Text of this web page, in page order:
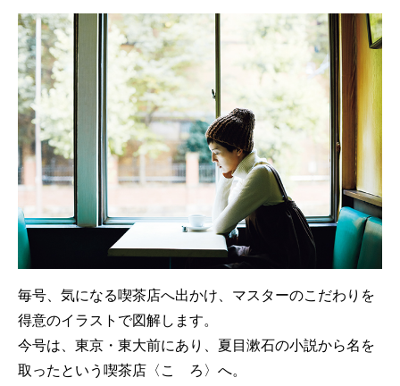
毎号、気になる喫茶店へ出かけ、マスターのこだわりを
得意のイラストで図解します。
今号は、東京・東大前にあり、夏目漱石の小説から名を
取ったという喫茶店〈こゝろ〉へ。